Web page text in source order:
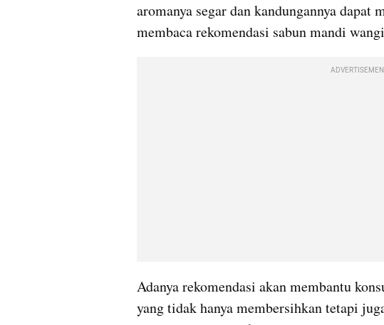
aromanya segar dan kandungannya
membaca rekomendasi sabun mandi
Adanya rekomendasi akan membantu
yang tidak hanya membersihkan tetapi